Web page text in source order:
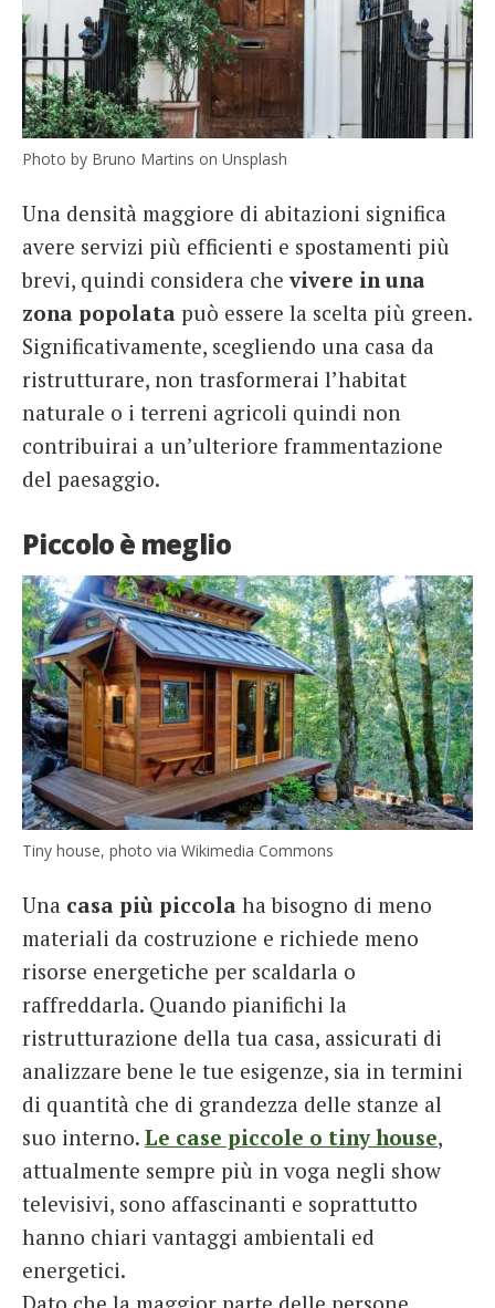
Photo by Bruno Martins on Unsplash
Una densità maggiore di abitazioni significa
avere servizi più efficienti e spostamenti più
brevi, quindi considera chevivere in una
zona popolata può essere la scelta più green.
Significativamente, scegliendo una casa da
ristrutturare, non trasformerai l’habitat
naturale o i terreni agricoli quindi non
contribuirai a un’ulteriore frammentazione
del paesaggio.
Piccolo è meglio
Tiny house, photo via Wikimedia Commons
Una casa più piccola ha bisogno di meno
materiali da costruzione e richiede meno
risorse energetiche per scaldarla o
raffreddarla. Quando pianifichi la
ristrutturazione della tua casa, assicurati di
analizzare bene le tue esigenze, sia in termini
di quantità che di grandezza delle stanze al
suo interno. Le case piccole o tiny house,
attualmente sempre più in voga negli show
televisivi, sono affascinanti e soprattutto
hanno chiari vantaggi ambientali ed
energetici.